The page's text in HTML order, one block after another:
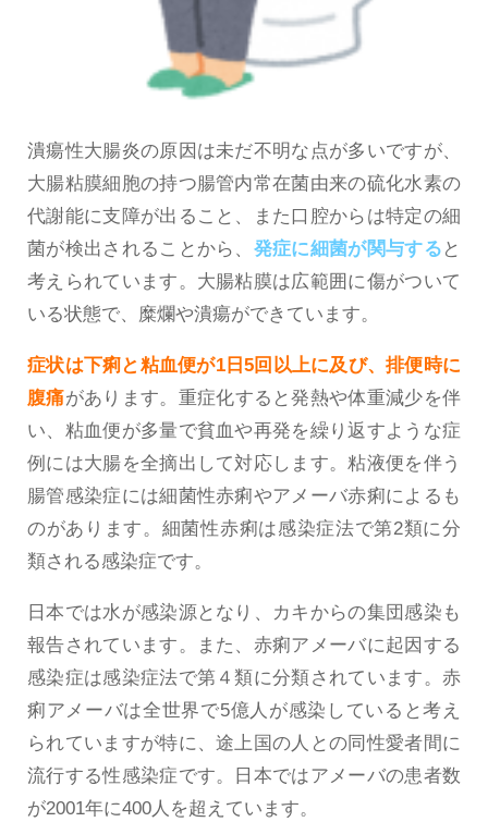
潰瘍性大腸炎の原因は未だ不明な点が多いですが、
大腸粘膜細胞の持つ腸管内常在菌由来の硫化水素の
代謝能に支障が出ること、また口腔からは特定の細
菌が検出されることから、 発症に細菌が関与する と
考えられています。大腸粘膜は広範囲に傷がついて
いる状態で、糜爛や潰瘍ができています。
症状は下痢と粘血便が1日5回以上に及び、排便時に
腹痛があります。重症化すると発熱や体重減少を伴
い、粘血便が多量で貧血や再発を繰り返すような症
例には大腸を全摘出して対応します。粘液便を伴う
腸管感染症には細菌性赤痢やアメーバ赤痢によるも
のがあります。細菌性赤痢は感染症法で第2類に分
類される感染症です。
日本では水が感染源となり、カキからの集団感染も
報告されています。また、赤痢アメーバに起因する
感染症は感染症法で第４類に分類されています。赤
痢アメーバは全世界で5億人が感染していると考え
られていますが特に、途上国の人との同性愛者間に
流行する性感染症です。日本ではアメーバの患者数
が2001年に400人を超えています。